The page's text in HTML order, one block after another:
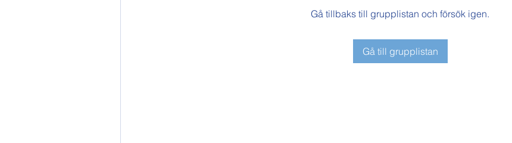
Gå tillbaks till grupplistan och försök igen.
Gå till grupplistan